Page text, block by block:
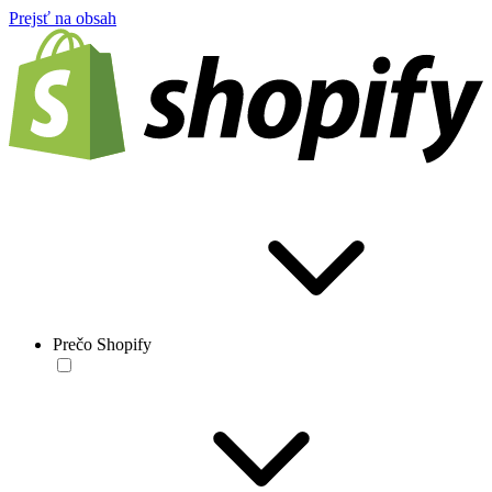
Prejsť na obsah
Prečo Shopify